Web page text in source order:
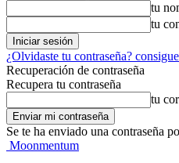
tu
tu
¿Olvidaste tu contraseña?
Recuperación de contraseña
Recupera tu contraseña
tu
Se te ha enviado una contraseña
Moonmentum